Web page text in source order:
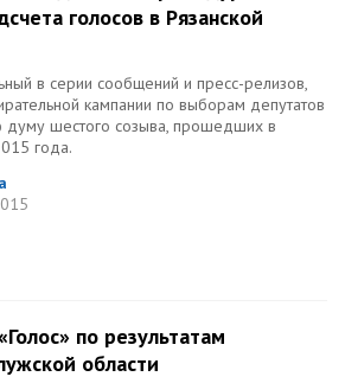
голосов в Рязанской
в серии сообщений и пресс-релизов,
кампании по выборам депутатов
думу шестого созыва, прошедших в
года.
по результатам
области